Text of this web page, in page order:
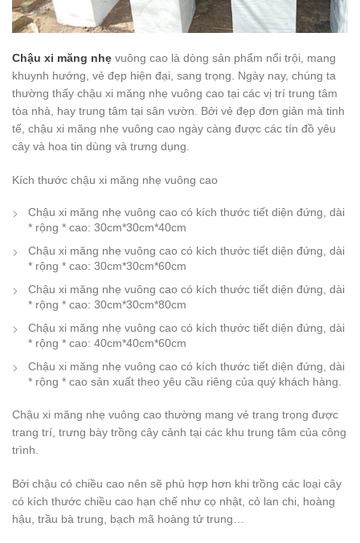
Chậu xi măng nhẹ vuông cao là dòng sản phẩm nổi trội, mang
khuynh hướng, vẻ đẹp hiện đại, sang trọng. Ngày nay, chúng ta
thường thấy chậu xi măng nhẹ vuông cao tại các vị trí trung tâm
tòa nhà, hay trung tâm tại sân vườn. Bởi vẻ đẹp đơn giản mà tinh
tế, chậu xi măng nhẹ vuông cao ngày càng được các tín đồ yêu
cây và hoa tin dùng và trưng dụng.
Kích thước chậu xi măng nhẹ vuông cao
Chậu xi măng nhẹ vuông cao có kích thước tiết diện đứng, dài
* rộng * cao: 30cm*30cm*40cm
Chậu xi măng nhẹ vuông cao có kích thước tiết diện đứng, dài
* rộng * cao: 30cm*30cm*60cm
Chậu xi măng nhẹ vuông cao có kích thước tiết diện đứng, dài
* rộng * cao: 30cm*30cm*80cm
Chậu xi măng nhẹ vuông cao có kích thước tiết diện đứng, dài
* rộng * cao: 40cm*40cm*60cm
Chậu xi măng nhẹ vuông cao có kích thước tiết diện đứng, dài
* rộng * cao sản xuất theo yêu cầu riêng của quý khách hàng.
Chậu xi măng nhẹ vuông cao thường mang vẻ trang trọng được
trang trí, trưng bày trồng cây cảnh tại các khu trung tâm của công
trình.
Bởi chậu có chiều cao nên sẽ phù hợp hơn khi trồng các loại cây
có kích thước chiều cao hạn chế như cọ nhật, cỏ lan chi, hoàng
hậu, trầu bà trung, bạch mã hoàng tử trung…